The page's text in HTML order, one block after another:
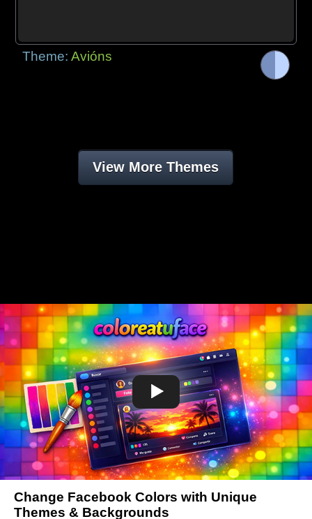
Theme:Avións
View More Themes
Change Facebook Colors with Unique
Themes & Backgrounds